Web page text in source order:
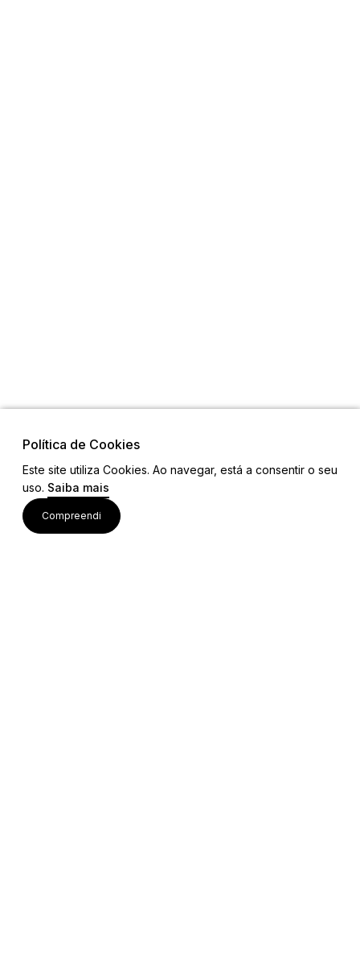
Política de Cookies
Este site utiliza Cookies. Ao navegar, está a consentir o seu
uso. Saiba mais
Compreendi
Links
Ligações Úteis
Contactos